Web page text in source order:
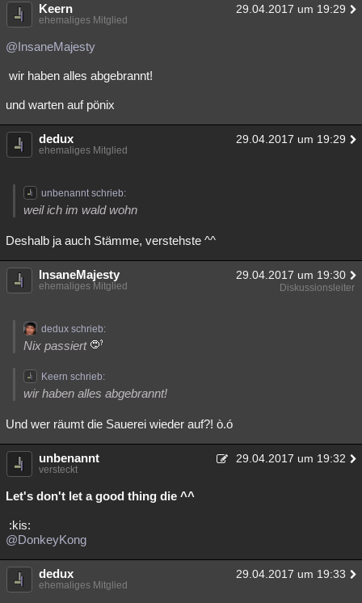
Keern 29.04.2017 um 19:29
ehemaliges Mitglied
@InsaneMajesty
wir haben alles abgebrannt!
und warten auf pönix
dedux 29.04.2017 um 19:29
ehemaliges Mitglied
unbenannt schrieb:
weil ich im wald wohn
Deshalb ja auch Stämme, verstehste ^^
InsaneMajesty 29.04.2017 um 19:30
ehemaliges Mitglied Diskussionsleiter
dedux schrieb:
Nix passiert
Keern schrieb:
wir haben alles abgebrannt!
Und wer räumt die Sauerei wieder auf?! ò.ó
unbenannt 29.04.2017 um 19:32
versteckt
Let's don't let a good thing die ^^
:kis:
@DonkeyKong
dedux 29.04.2017 um 19:33
ehemaliges Mitglied